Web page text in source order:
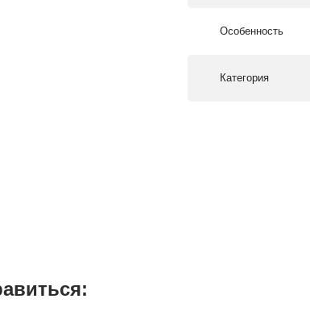
Особенность
Категория